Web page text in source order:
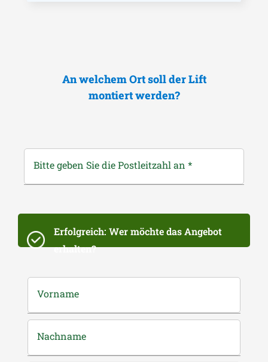
An welchem Ort soll der Lift
montiert werden?
Bitte geben Sie die Postleitzahl an *
Erfolgreich: Wer möchte das Angebot
erhalten?
Vorname
Nachname